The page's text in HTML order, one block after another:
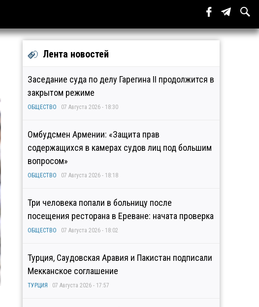
Лента новостей
Заседание суда по делу Гарегина II продолжится в
закрытом режиме
ОБЩЕСТВО 07 Августа 2026 - 18:30
Омбудсмен Армении: «Защита прав
содержащихся в камерах судов лиц под большим
вопросом»
ОБЩЕСТВО 07 Августа 2026 - 18:18
Три человека попали в больницу после
посещения ресторана в Ереване: начата проверка
ОБЩЕСТВО 07 Августа 2026 - 18:02
Турция, Саудовская Аравия и Пакистан подписали
Мекканское соглашение
ТУРЦИЯ 07 Августа 2026 - 17:57